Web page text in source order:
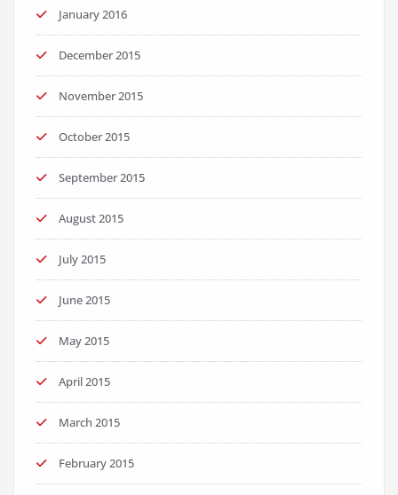
January 2016
December 2015
November 2015
October 2015
September 2015
August 2015
July 2015
June 2015
May 2015
April 2015
March 2015
February 2015